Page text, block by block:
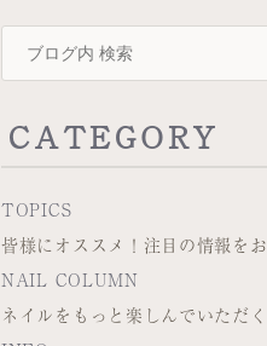
CATEGORY
TOPICS
皆様にオススメ！注目の情報を
NAIL COLUMN
ネイルをもっと楽しんでいただ